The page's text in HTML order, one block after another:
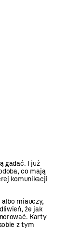
gadać. I już
co mają
komunikacji
miauczy,
że jak
Karty
z tym